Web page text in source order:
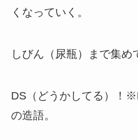
くなっていく。
しびん（尿瓶）まで集め
DS（どうかしてる）！
の造語。